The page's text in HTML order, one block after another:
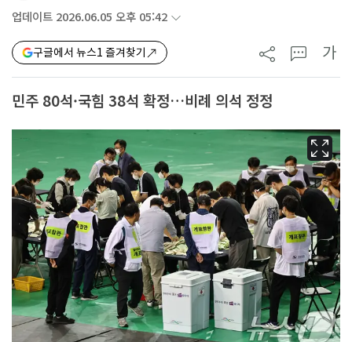
업데이트 2026.06.05 오후 05:42
구글에서 뉴스1 즐겨찾기 가
민주 80석·국힘 38석 확정…비례 의석 정정